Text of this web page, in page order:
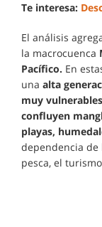
Te interesa:
El análisis
la macrocuenca
Pacífico. En
una alta
muy
confluyen
playas,
dependencia de
pesca, el